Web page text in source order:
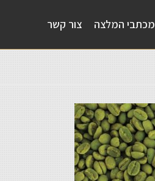
מכתבי המלצה צור קשר